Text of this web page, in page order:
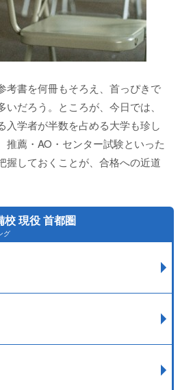
考書を何冊もそろえ、首っぴきで
だろう。ところが、今日では、
入学者が半数を占める大学も珍し
推薦・AO・センター試験といった
握しておくことが、合格への近道
校 現役 首都圏
グ